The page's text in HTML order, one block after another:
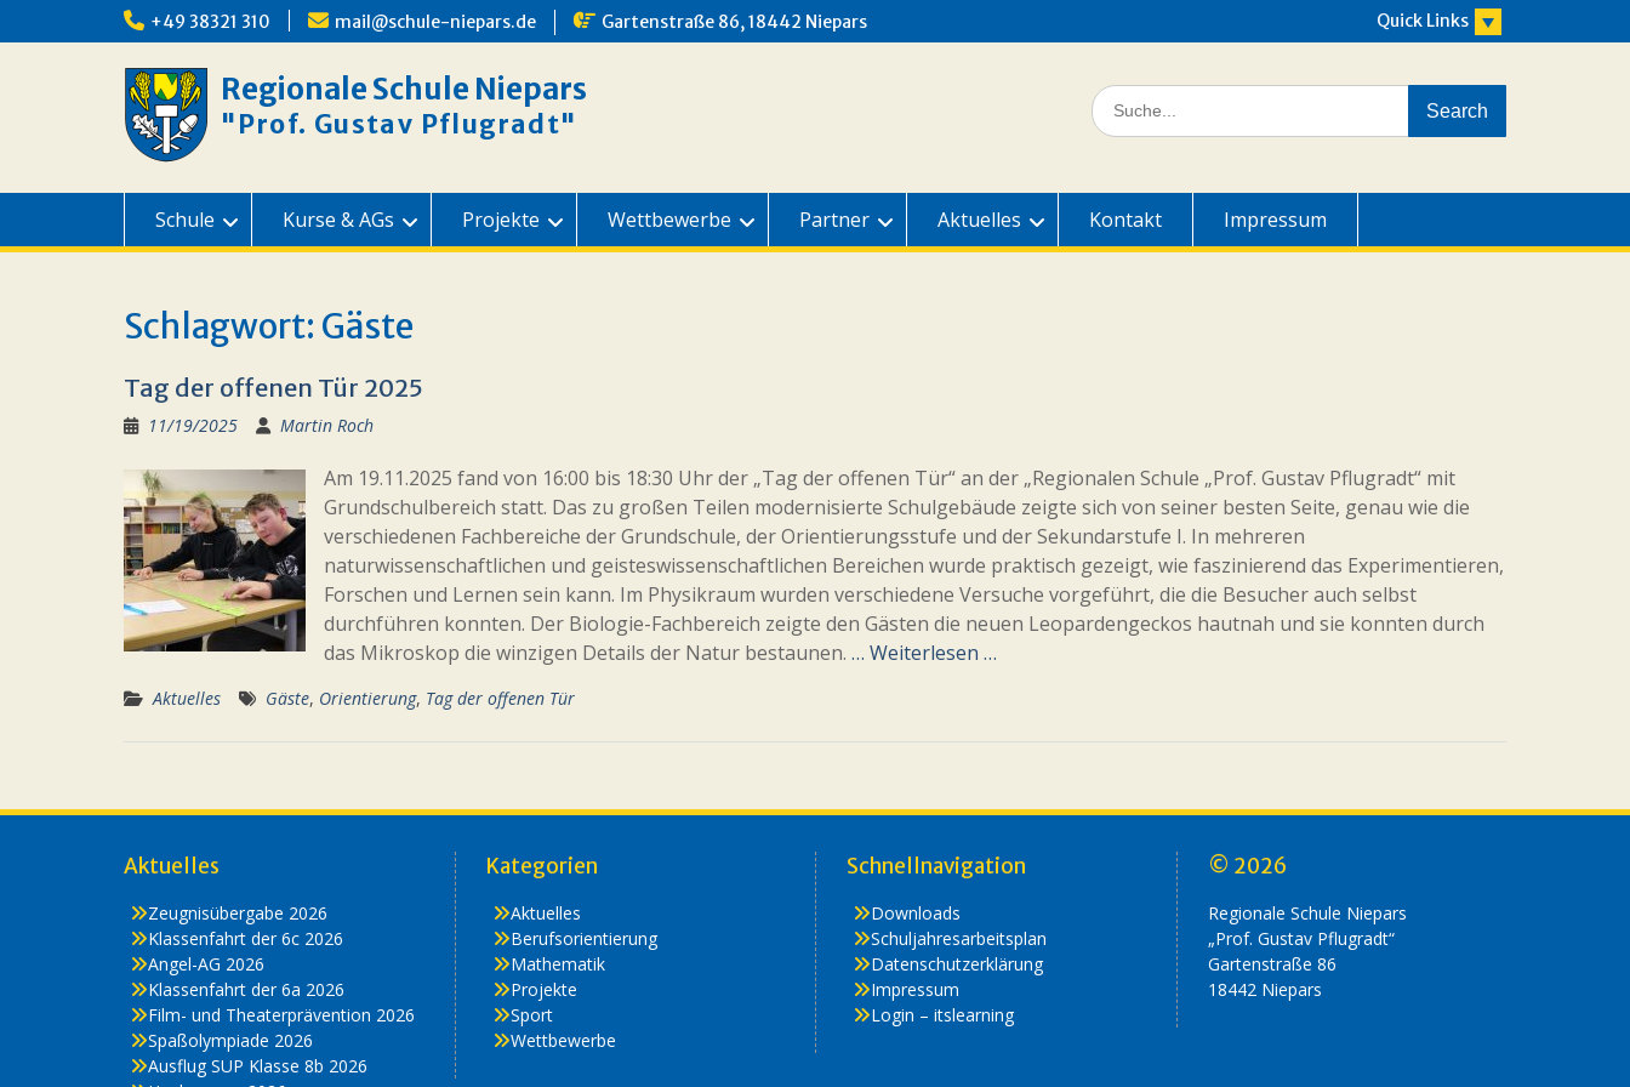
to
+49 38321 310 mail@schule-niepars.de Gartenstraße 86, 18442 Niepars Quick Links
Regionale Schule Niepars
"Prof. Gustav Pflugradt"
Search
for:
Schule Kurse & AGs Projekte Wettbewerbe Partner Aktuelles Kontakt Impressum
Schlagwort: Gäste
Tag der offenen Tür 2025
11/19/2025 Martin Roch
Am 19.11.2025 fand von 16:00 bis 18:30 Uhr der „Tag der offenen Tür“ an der „Regionalen Schule „Prof. Gustav Pflugradt“ mit
Grundschulbereich statt. Das zu großen Teilen modernisierte Schulgebäude zeigte sich von seiner besten Seite, genau wie die
verschiedenen Fachbereiche der Grundschule, der Orientierungsstufe und der Sekundarstufe I. In mehreren
naturwissenschaftlichen und geisteswissenschaftlichen Bereichen wurde praktisch gezeigt, wie faszinierend das Experimentieren,
Forschen und Lernen sein kann. Im Physikraum wurden verschiedene Versuche vorgeführt, die die Besucher auch selbst
durchführen konnten. Der Biologie-Fachbereich zeigte den Gästen die neuen Leopardengeckos hautnah und sie konnten durch
das Mikroskop die winzigen Details der Natur bestaunen. … Weiterlesen …
Aktuelles Gäste, Orientierung, Tag der offenen Tür
Aktuelles
Zeugnisübergabe 2026
Klassenfahrt der 6c 2026
Angel-AG 2026
Klassenfahrt der 6a 2026
Film- und Theaterprävention 2026
Spaßolympiade 2026
Ausflug SUP Klasse 8b 2026
Kategorien
Aktuelles
Berufsorientierung
Mathematik
Projekte
Sport
Wettbewerbe
Schnellnavigation
Downloads
Schuljahresarbeitsplan
Datenschutzerklärung
Impressum
Login – itslearning
© 2026
Regionale Schule Niepars
„Prof. Gustav Pflugradt“
Gartenstraße 86
18442 Niepars